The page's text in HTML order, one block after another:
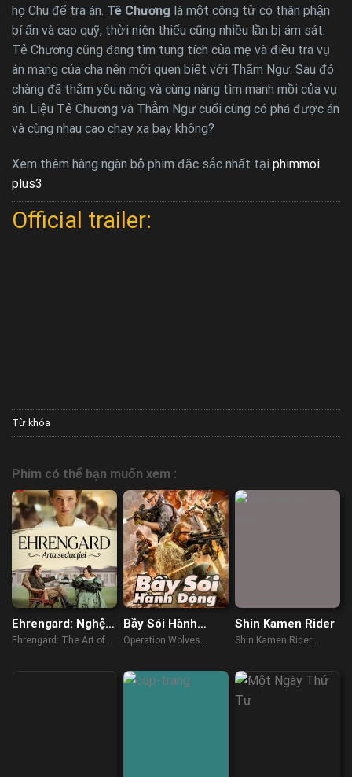
họ Chu để tra án. Tê Chương là một công tử có thân phận
bí ấn và cao quỹ, thời niên thiếu cũng nhiều lần bị ám sát.
Tẻ Chương cũng đang tìm tung tích của mẹ và điều tra vụ
án mạng của cha nên mới quen biết với Thẩm Ngư. Sau đó
chàng đã thằm yêu năng và cùng nàng tìm manh mồi của vụ
án. Liệu Tẻ Chương và Thẳm Ngư cuối cùng có phá được án
và cùng nhau cao chạy xa bay không?
Xem thêm hàng ngàn bộ phim đặc sắc nhất tại phimmoi
plus3
Official trailer:
Từ khóa
Phim có thể bạn muốn xem :
Ehrengard: Nghệ
thuật quyến rũ
Ehrengard: The Art of
Bầy Sói Hành
Động
Operation Wolves
Shin Kamen Rider
Shin Kamen Rider